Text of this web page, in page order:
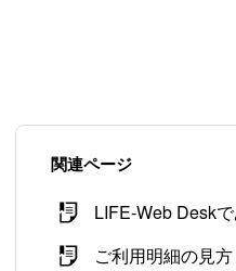
関連ページ
LIFE-Web Desk
ご利用明細の見方